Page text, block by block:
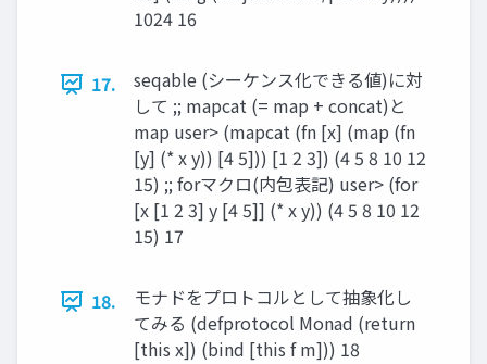
1024 16
17.
seqable (シーケンス化できる値)に対
して ;; mapcat (= map + concat)と
map user> (mapcat (fn [x] (map (fn
[y] (* x y)) [4 5])) [1 2 3]) (4 5 8 10 12
15) ;; forマクロ(内包表記) user> (for
[x [1 2 3] y [4 5]] (* x y)) (4 5 8 10 12
15) 17
18.
モナドをプロトコルとして抽象化し
てみる (defprotocol Monad (return
[this x]) (bind [this f m])) 18